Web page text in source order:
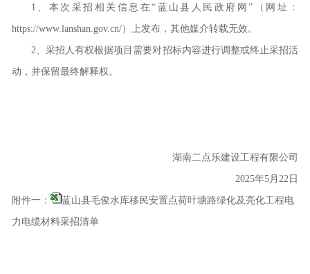
1 、本次 采招 相关信息在“蓝山县人民政府网”（网址：
https://www.lanshan.gov.cn/）上发布，其他媒介转载无效。
2、采招 人有权根据项目需要对招标内容进行调整或终止采招活
动，并保留最终解释权。
湖南二点乐建设工程有限公司
2025年5月 22 日
附件一： 蓝山县毛俊水库移民安置点荷叶塘路绿化及亮化工程电
力电缆材料采招清单